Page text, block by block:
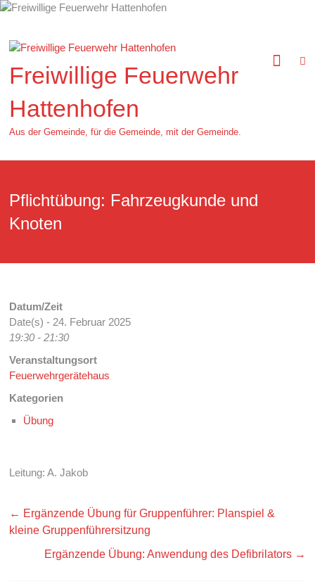
Zum
springen
Freiwillige Feuerwehr
Hattenhofen
Aus der Gemeinde, für die Gemeinde, mit der Gemeinde.
Pflichtübung: Fahrzeugkunde und
Knoten
Datum/Zeit
Date(s) - 24. Februar 2025
19:30 - 21:30
Veranstaltungsort
Feuerwehrgerätehaus
Kategorien
Übung
Leitung: A. Jakob
← Ergänzende Übung für Gruppenführer: Planspiel &
kleine Gruppenführersitzung
Ergänzende Übung: Anwendung des Defibrilators →